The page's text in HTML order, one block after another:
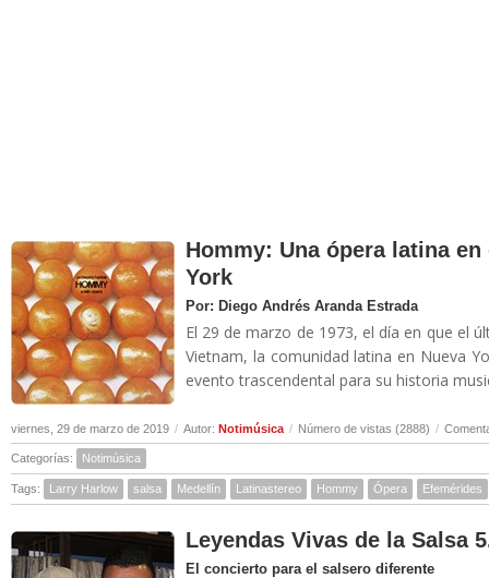
Hommy: Una ópera latina
York
Por: Diego Andrés Aranda Estrada
El 29 de marzo de 1973, el día en que el
Vietnam, la comunidad latina en Nueva
evento trascendental para su historia
viernes, 29 de marzo de 2019 / Autor: Notimúsica / Número de vistas (2888) /
Categorías: Notimúsica
Tags: Larry Harlow salsa Medellín Latinastereo Hommy Ópera Efemérides
Leyendas Vivas de la Salsa
El concierto para el salsero diferente